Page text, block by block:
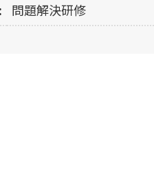
問題解決研修